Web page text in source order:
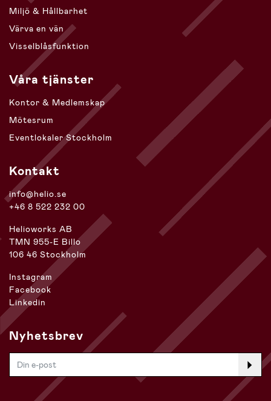
Miljö & Hållbarhet
Värva en vän
Visselblåsfunktion
Våra tjänster
Kontor & Medlemskap
Mötesrum
Eventlokaler Stockholm
Kontakt
info@helio.se
+46 8 522 232 00
Helioworks AB
TMN 955-E Billo
106 46 Stockholm
Instagram
Facebook
Linkedin
Nyhetsbrev